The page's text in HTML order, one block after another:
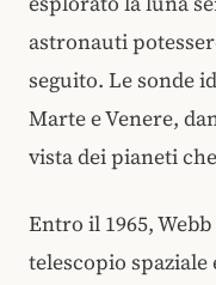
astronauti
seguito. Le sonde
Marte e Venere,
vista dei pianeti
Entro il 1965,
telescopio spaziale